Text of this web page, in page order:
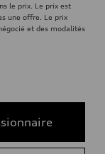
le prix. Le prix est
une offre. Le prix
et des modalités